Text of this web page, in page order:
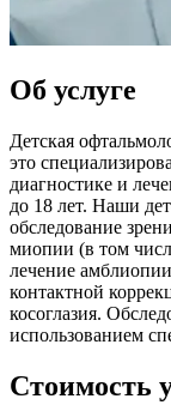
Об услуге
Детская
это
диагностике и
до 18 лет. Наши
обследование
миопии (в том
лечение
контактной
косоглазия.
использованием
Стоимость